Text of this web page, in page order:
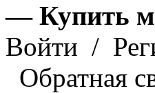
— Купить
Войти /
Обратная